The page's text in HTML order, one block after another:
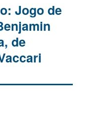
Jogo de
de